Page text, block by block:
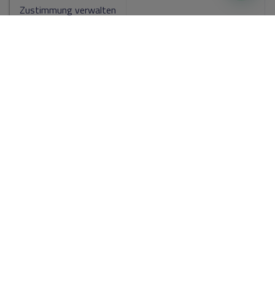
Ihre Nachricht
Zustimmung verwalten